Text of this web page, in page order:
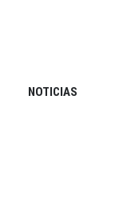
NOTICIAS